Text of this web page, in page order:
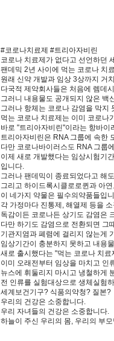
#코로나치료제 #트리아자비린
코로나 치료제가 없다고 선언하던
팬데믹 2년 사이에 먹는 코로나 치
원래 신약 개발과 임상 3상까지 거
다국적 제약회사들은 처음에 렘데
그러니 내용물도 공개되지 않은 백
그러나 항체는 코로나 감염을 막지
먹는 코로나 치료제는 이미 코로나
바로 "트리아자비린"이라는 항바
트리아자비린은 RNA 그룹에 속한
다만 코로나바이러스도 RNA 그룹
이제 새로 개발했다는 임상시험기
입니다.
그러나 팬데믹이 종료되었다고 해
그리고 하이드록시클로로퀸과 아
이 네가지 약물은 필수의약품들입
각 가정마다 진통제, 해열제 등을
독감이든 코로나든 상기도 감염은
다만 하기도 감염으로 전환되면 그
기관지염과 폐렴에 걸리지 않는게
임상기간이 충분하지 못하고 내용
새로 출시했다는 "먹는 코로나 치
이미 오래전부터 임상을 마치고 인
뉴스에 휘둘리지 마시고 냉철하게
전 인류를 실험대상으로 생체실험
세계보건기구? 식품의약청? 질본?
우리의 건강은 소중합니다.
우리 자녀들의 건강은 소중합니다.
하늘이 주신 우리의 몸, 우리의 부